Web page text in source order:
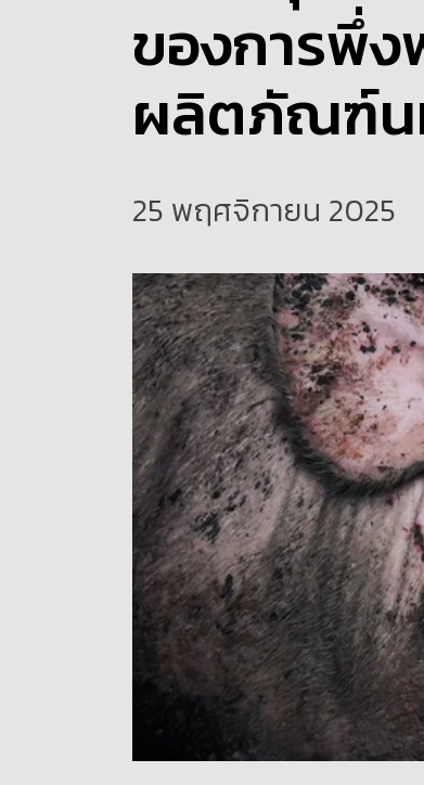
ของการพึ่ง
ผลิตภัณฑ์
25 พฤศจิกายน 2025